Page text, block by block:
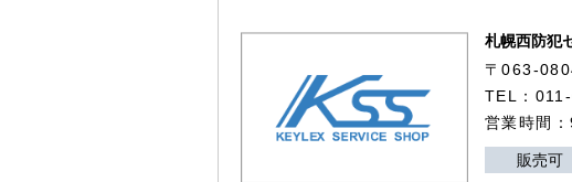
札幌西防犯
〒063-
TEL：
営業時間
販売可